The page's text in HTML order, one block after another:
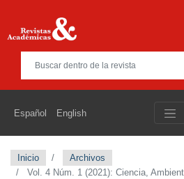
Español English
Inicio
Archivos
Vol. 4 Núm. 1 (2021): Ciencia,